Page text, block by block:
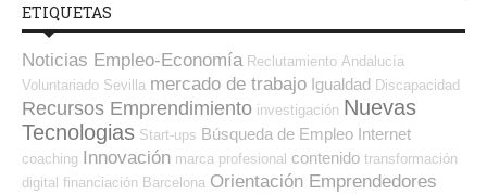
ETIQUETAS
Noticias Empleo-Economía Reclutamiento Andalucía
Voluntariado Sevilla mercado de trabajo Igualdad Discapacidad
Recursos Emprendimiento investigación Nuevas
Tecnologias Start-ups Búsqueda de Empleo Internet
coaching Innovación marca profesional contenido transformación
digital financiación Barcelona Orientación Emprendedores